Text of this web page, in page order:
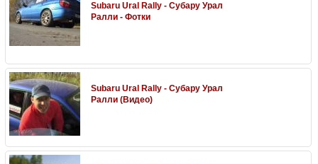
Subaru Ural Rally - Субару Урал
Ралли - Фотки
Subaru Ural Rally - Субару Урал
Ралли (Видео)